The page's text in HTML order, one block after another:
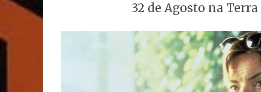
32 de Agosto na Terra